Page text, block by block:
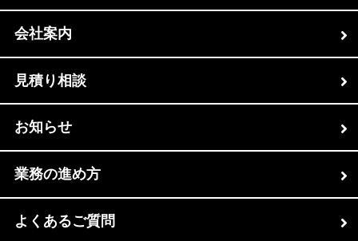
会社案内
見積り相談
お知らせ
業務の進め方
よくあるご質問